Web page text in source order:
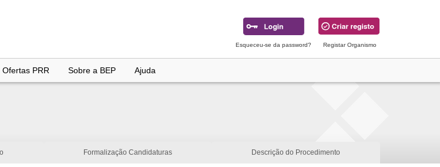
Esqueceu-se da password? Registar Organismo
Ofertas PRR Sobre a BEP Ajuda
Formalização Candidaturas Descrição do Procedimento